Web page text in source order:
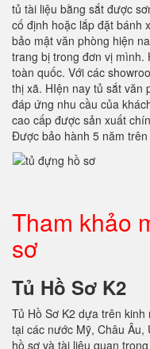
tủ tài liệu bằng sắt được
cố định hoặc lắp đặt bánh
bảo mật văn phòng hiện
trang bị trong đơn vị mình.
toàn quốc. Với các
thị xã. HIện nay tủ sắt văn
đáp ứng nhu cầu của
cao cấp được sản xuất
Được bảo hành 5 năm
Tham khảo
sơ
Tủ Hồ Sơ K2
Tủ Hồ Sơ K2 dựa trên
tại các nước Mỹ, Châu Âu,
hồ sơ và tài liệu quan